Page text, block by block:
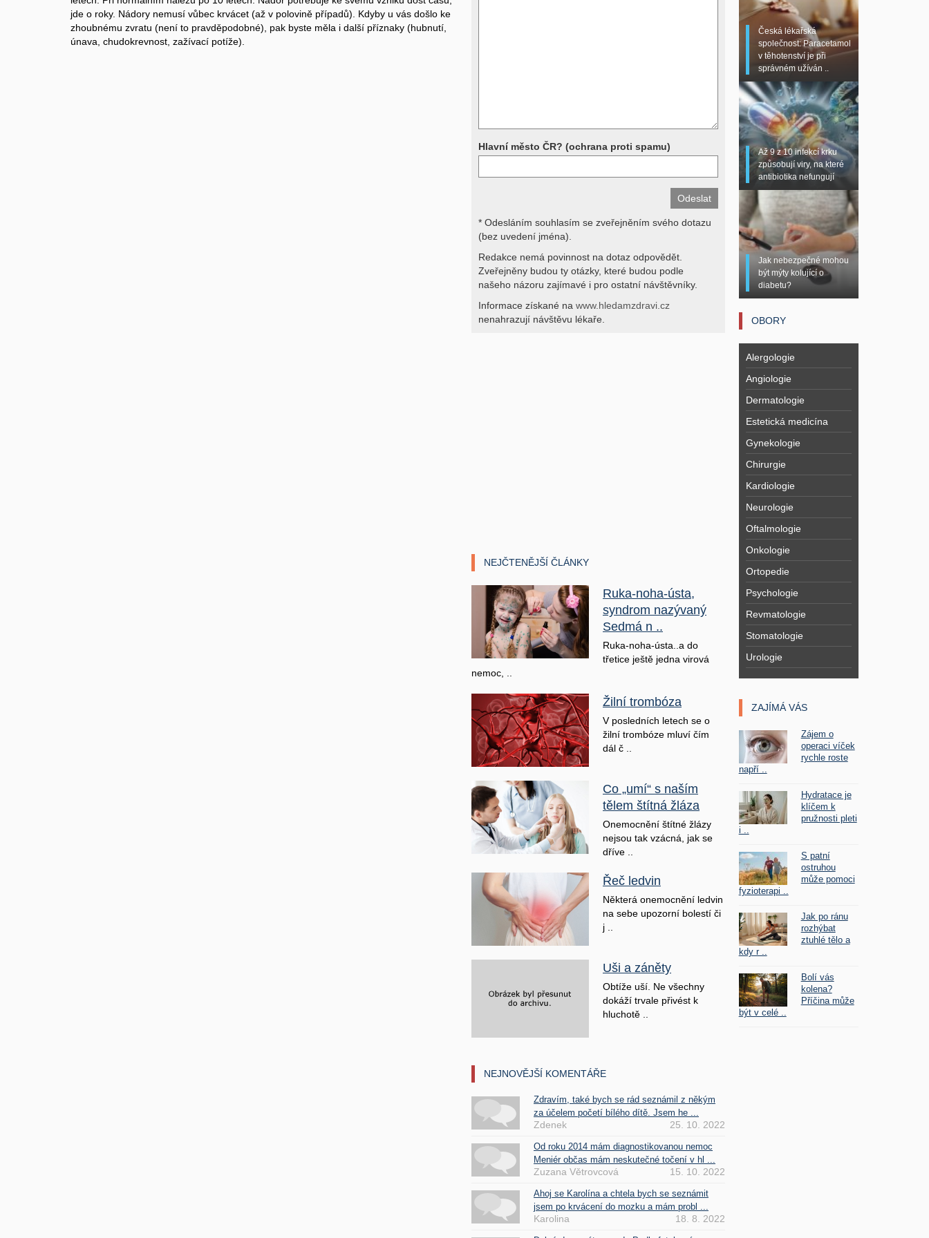
jde o roky. Nádory nemusí vůbec krvácet (až v polovině případů). Kdyby u vás došlo ke
zhoubnému zvratu (není to pravděpodobné), pak byste měla i další příznaky (hubnutí,
únava, chudokrevnost, zažívací potíže).
Děkujeme za pochopení
Hlavní město ČR? (ochrana proti spamu)
* Odesláním souhlasím se zveřejněním svého dotazu
(bez uvedení jména).
Redakce nemá povinnost na dotaz odpovědět.
Zveřejněny budou ty otázky, které budou podle
našeho názoru zajímavé i pro ostatní návštěvníky.
Informace získané na www.hledamzdravi.cz
nenahrazují návštěvu lékaře.
NEJČTENĚJŠÍ ČLÁNKY
Ruka-noha-ústa,
syndrom nazývaný
Sedmá n ..
Ruka-noha-ústa..a do
třetice ještě jedna virová
nemoc, ..
Žilní trombóza
V posledních letech se o
žilní trombóze mluví čím
dál č ..
Co „umí“ s naším
tělem štítná žláza
Onemocnění štítné žlázy
nejsou tak vzácná, jak se
dříve ..
Řeč ledvin
Některá onemocnění ledvin
na sebe upozorní bolestí či
j ..
Uši a záněty
Obtíže uší. Ne všechny
dokáží trvale přivést k
hluchotě ..
NEJNOVĚJŠÍ KOMENTÁŘE
Zdravím, také bych se rád seznámil z někým
za účelem početí bílého dítě. Jsem he ...
Zdenek 25. 10. 2022
Od roku 2014 mám diagnostikovanou nemoc
Meniér občas mám neskutečné točení v hl ...
Zuzana Větrovcová 15. 10. 2022
Ahoj se Karolína a chtela bych se seznámit
jsem po krvácení do mozku a mám probl ...
Karolina 18. 8. 2022
Česká lékařská
společnost: Paracetamol
v těhotenství je při
správném užíván ..
Až 9 z 10 infekcí krku
způsobují viry, na které
antibiotika nefungují
Jak nebezpečné mohou
být mýty kolující o
diabetu?
OBORY
Alergologie
Angiologie
Dermatologie
Estetická medicína
Gynekologie
Chirurgie
Kardiologie
Neurologie
Oftalmologie
Onkologie
Ortopedie
Psychologie
Revmatologie
Stomatologie
Urologie
ZAJÍMÁ VÁS
Zájem o
operaci víček
rychle roste
napří ..
Hydratace je
klíčem k
pružnosti pleti
i ..
S patní
ostruhou
může pomoci
fyzioterapi ..
Jak po ránu
rozhýbat
ztuhlé tělo a
kdy r ..
Bolí vás
kolena?
Příčina může
být v celé ..